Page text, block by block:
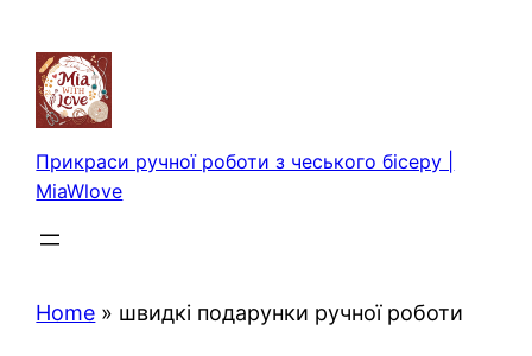
вмісту
Прикраси ручної роботи з чеського бісеру |
MiaWlove
Home » швидкі подарунки ручної роботи